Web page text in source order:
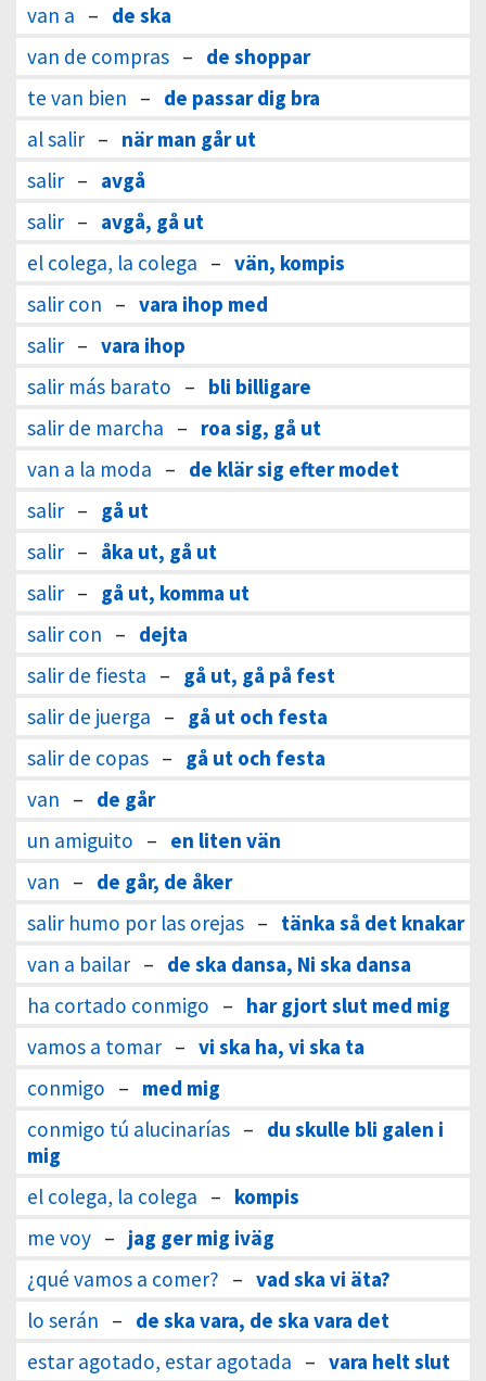
van a – de ska
van de compras – de shoppar
te van bien – de passar dig bra
al salir – när man går ut
salir – avgå
salir – avgå, gå ut
el colega, la colega – vän, kompis
salir con – vara ihop med
salir – vara ihop
salir más barato – bli billigare
salir de marcha – roa sig, gå ut
van a la moda – de klär sig efter modet
salir – gå ut
salir – åka ut, gå ut
salir – gå ut, komma ut
salir con – dejta
salir de fiesta – gå ut, gå på fest
salir de juerga – gå ut och festa
salir de copas – gå ut och festa
van – de går
un amiguito – en liten vän
van – de går, de åker
salir humo por las orejas – tänka så det knakar
van a bailar – de ska dansa, Ni ska dansa
ha cortado conmigo – har gjort slut med mig
vamos a tomar – vi ska ha, vi ska ta
conmigo – med mig
conmigo tú alucinarías – du skulle bli galen i
mig
el colega, la colega – kompis
me voy – jag ger mig iväg
¿qué vamos a comer? – vad ska vi äta?
lo serán – de ska vara, de ska vara det
estar agotado, estar agotada – vara helt slut